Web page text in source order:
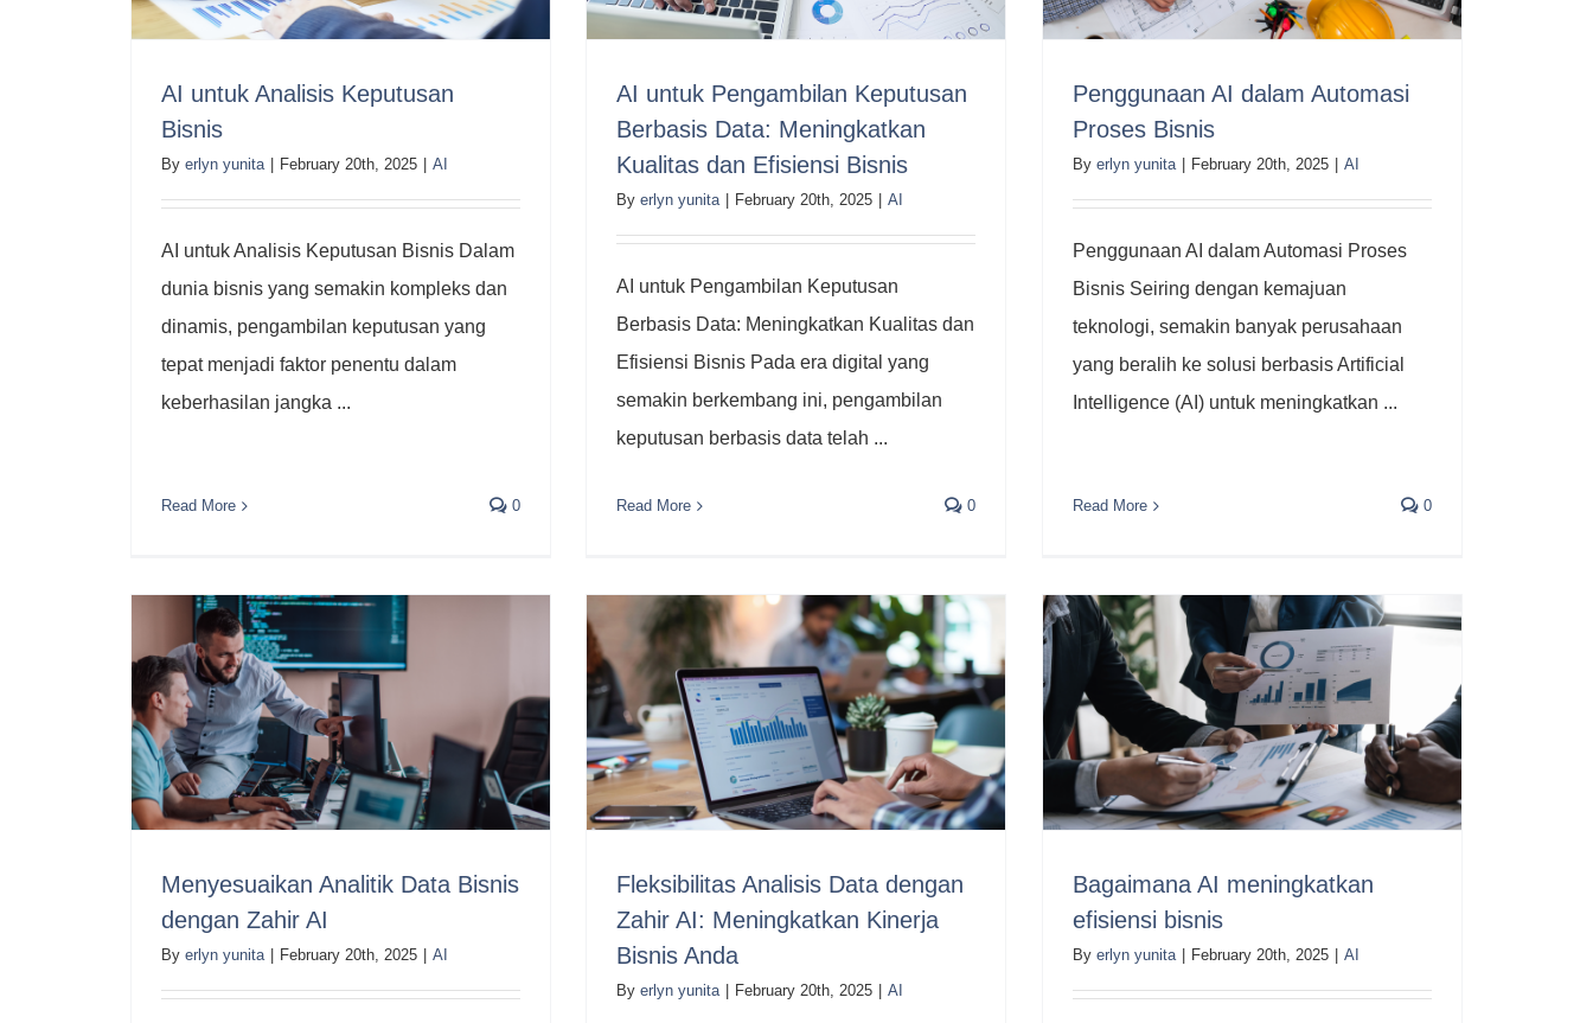
AI untuk Analisis Keputusan
Bisnis
By erlyn yunita February 20th, 2025 AI
AI untuk Analisis Keputusan Bisnis Dalam
dunia bisnis yang semakin kompleks dan
dinamis, pengambilan keputusan yang
tepat menjadi faktor penentu dalam
keberhasilan jangka ...
Read More 0
AI untuk Pengambilan Keputusan
Berbasis Data: Meningkatkan
Kualitas dan Efisiensi Bisnis
By erlyn yunita February 20th, 2025 AI
AI untuk Pengambilan Keputusan
Berbasis Data: Meningkatkan Kualitas dan
Efisiensi Bisnis Pada era digital yang
semakin berkembang ini, pengambilan
keputusan berbasis data telah ...
Read More 0
Penggunaan AI dalam Automasi
Proses Bisnis
By erlyn yunita February 20th, 2025 AI
Penggunaan AI dalam Automasi Proses
Bisnis Seiring dengan kemajuan
teknologi, semakin banyak perusahaan
yang beralih ke solusi berbasis Artificial
Intelligence (AI) untuk meningkatkan ...
Read More 0
Menyesuaikan Analitik Data Bisnis
dengan Zahir AI
By erlyn yunita February 20th, 2025 AI
Fleksibilitas Analisis Data dengan
Zahir AI: Meningkatkan Kinerja
Bisnis Anda
By erlyn yunita February 20th, 2025 AI
Bagaimana AI meningkatkan
efisiensi bisnis
By erlyn yunita February 20th, 2025 AI